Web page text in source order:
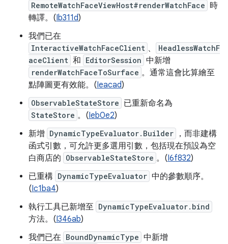
RemoteWatchFaceViewHost#renderWatchFace 時
轉譯。(Ib311d)
我們已在
InteractiveWatchFaceClient 、
HeadlessWatchF
aceClient 和 EditorSession 中新增
renderWatchFaceToSurface 。通常這會比算繪至
點陣圖更有效能。(Ieacad)
ObservableStateStore 已重新命名為
StateStore 。(Ieb0e2)
新增 DynamicTypeEvaluator.Builder
，而非建構
函式引數，可允許更多選用引數，包括現在預設為空
白商店的 ObservableStateStore 。(I6f832)
已重構 DynamicTypeEvaluator 中的參數順序。
(Ic1ba4)
執行工具已新增至 DynamicTypeEvaluator.bind
方法。(I346ab)
我們已在 BoundDynamicType 中新增